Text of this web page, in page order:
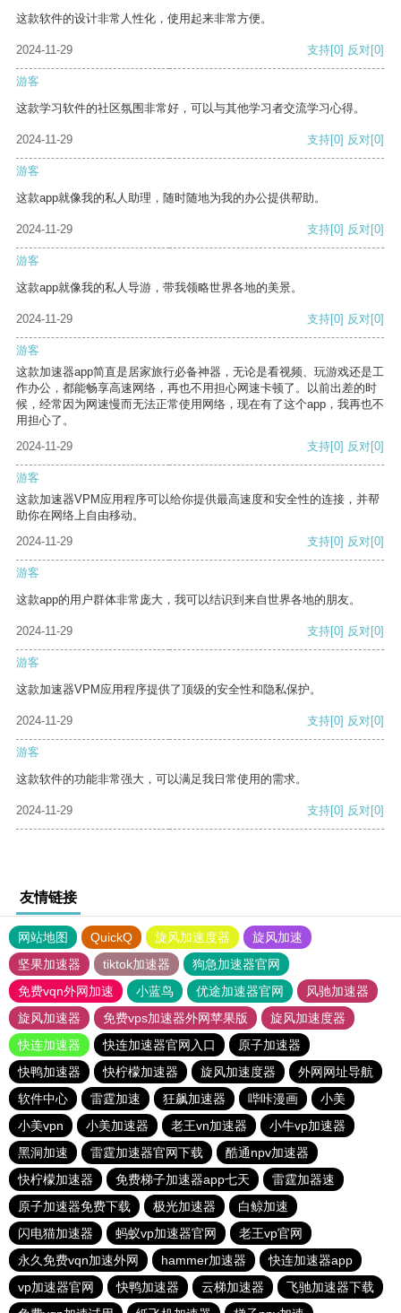
这款软件的设计非常人性化，使用起来非常方便。
2024-11-29 支持[0] 反对[0]
游客
这款学习软件的社区氛围非常好，可以与其他学习者交流学习心得。
2024-11-29 支持[0] 反对[0]
游客
这款app就像我的私人助理，随时随地为我的办公提供帮助。
2024-11-29 支持[0] 反对[0]
游客
这款app就像我的私人导游，带我领略世界各地的美景。
2024-11-29 支持[0] 反对[0]
游客
这款加速器app简直是居家旅行必备神器，无论是看视频、玩游戏还是工
作办公，都能畅享高速网络，再也不用担心网速卡顿了。以前出差的时
候，经常因为网速慢而无法正常使用网络，现在有了这个app，我再也不
用担心了。
2024-11-29
支持[0] 反对[0]
游客
这款加速器VPM应用程序可以给你提供最高速度和安全性的连接，并帮
助你在网络上自由移动。
2024-11-29
支持[0] 反对[0]
游客
这款app的用户群体非常庞大，我可以结识到来自世界各地的朋友。
2024-11-29 支持[0] 反对[0]
游客
这款加速器VPM应用程序提供了顶级的安全性和隐私保护。
2024-11-29 支持[0] 反对[0]
游客
这款软件的功能非常强大，可以满足我日常使用的需求。
2024-11-29 支持[0] 反对[0]
友情链接
网站地图 QuickQ 旋风加速度器
旋风加速
坚果加速器
tiktok加速器
狗急加速器官网
免费vqn外网加速
小蓝鸟 优途加速器官网
风驰加速器
旋风加速器
免费vps加速器外网苹果版
旋风加速度器
快连加速器
快连加速器官网入口
原子加速器
快鸭加速器
快柠檬加速器 旋风加速度器
外网网址导航
软件中心
雷霆加速 狂飙加速器 哔咔漫画
小美
小美vpn
小美加速器 老王vn加速器
小牛vp加速器
黑洞加速
雷霆加速器官网下载
酷通npv加速器
快柠檬加速器
免费梯子加速器app七天
雷霆加器速
原子加速器免费下载
极光加速器
白鲸加速
闪电猫加速器
蚂蚁vp加速器官网
老王vp官网
永久免费vqn加速外网
hammer加速器
快连加速器app
vp加速器官网
快鸭加速器 云梯加速器
飞驰加速器下载